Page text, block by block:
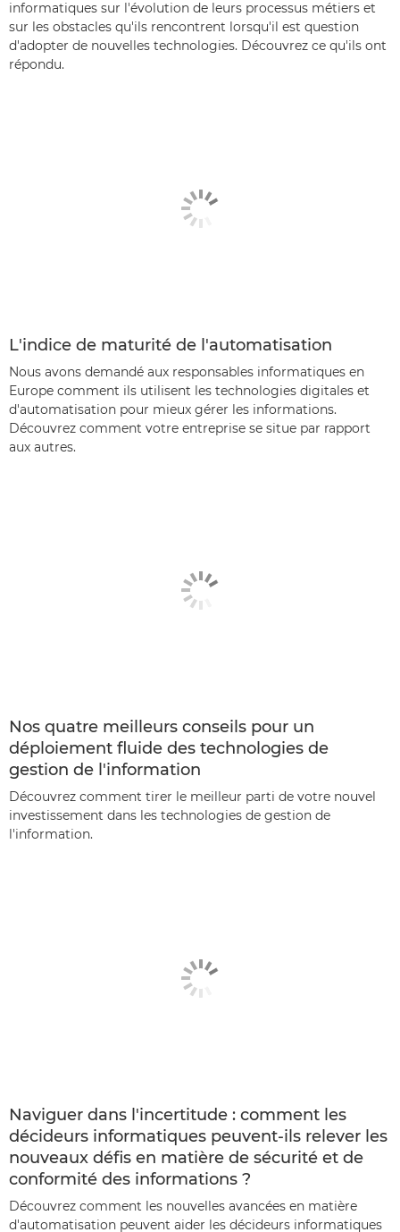
informatiques sur l'évolution de leurs processus métiers et
sur les obstacles qu'ils rencontrent lorsqu'il est question
d'adopter de nouvelles technologies. Découvrez ce qu'ils ont
répondu.
L'indice de maturité de l'automatisation
Nous avons demandé aux responsables informatiques en
Europe comment ils utilisent les technologies digitales et
d'automatisation pour mieux gérer les informations.
Découvrez comment votre entreprise se situe par rapport
aux autres.
Nos quatre meilleurs conseils pour un
déploiement fluide des technologies de
gestion de l'information
Découvrez comment tirer le meilleur parti de votre nouvel
investissement dans les technologies de gestion de
l'information.
Naviguer dans l'incertitude : comment les
décideurs informatiques peuvent-ils relever les
nouveaux défis en matière de sécurité et de
conformité des informations ?
Découvrez comment les nouvelles avancées en matière
d'automatisation peuvent aider les décideurs informatiques